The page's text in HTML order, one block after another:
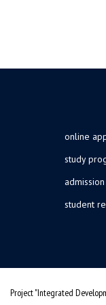
online
study
admission
student
Project "Integrated